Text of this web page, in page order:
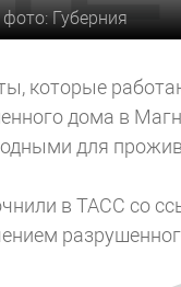
Губерния
которые
дома в
для
в ТАСС со